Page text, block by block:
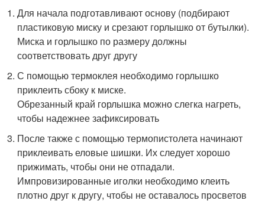
Для начала подготавливают основу (подбирают
пластиковую миску и срезают горлышко от бутылки).
Миска и горлышко по размеру должны
соответствовать друг другу
С помощью термоклея необходимо горлышко
приклеить сбоку к миске.
Обрезанный край горлышка можно слегка нагреть,
чтобы надежнее зафиксировать
После также с помощью термопистолета начинают
приклеивать еловые шишки. Их следует хорошо
прижимать, чтобы они не отпадали.
Импровизированные иголки необходимо клеить
плотно друг к другу, чтобы не оставалось просветов